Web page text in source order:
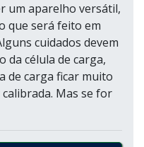
um aparelho versátil,
que será feito em
cuidados devem
da célula de carga,
de carga ficar muito
Mas se for